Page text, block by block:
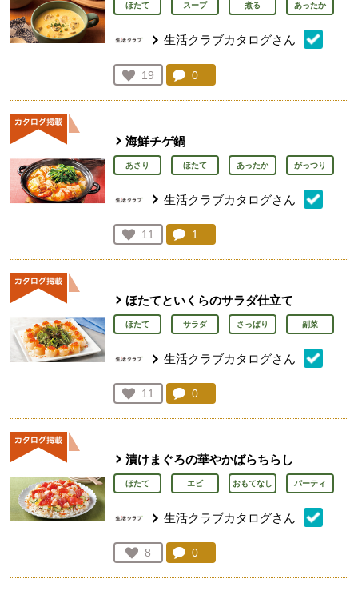
ほたて スープ 煮る あったか
生活クラブカタログさん
お気に入り登録：
19
人が登録
コメント：
0
海鮮チゲ鍋
あさり ほたて あったか がっつり
生活クラブカタログさん
お気に入り登録：
11
人が登録
コメント：
1
ほたてといくらのサラダ仕立て
ほたて サラダ さっぱり 副菜
生活クラブカタログさん
お気に入り登録：
11
人が登録
コメント：
0
漬けまぐろの華やかばらちらし
ほたて エビ おもてなし パーティ
生活クラブカタログさん
お気に入り登録：
8
人が登録
コメント：
0